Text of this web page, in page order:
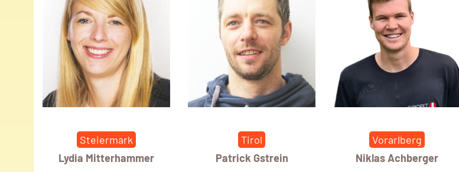
Steiermark
Lydia Mitterhammer
Tirol
Patrick Gstrein
Vorarlberg
Niklas Achberger